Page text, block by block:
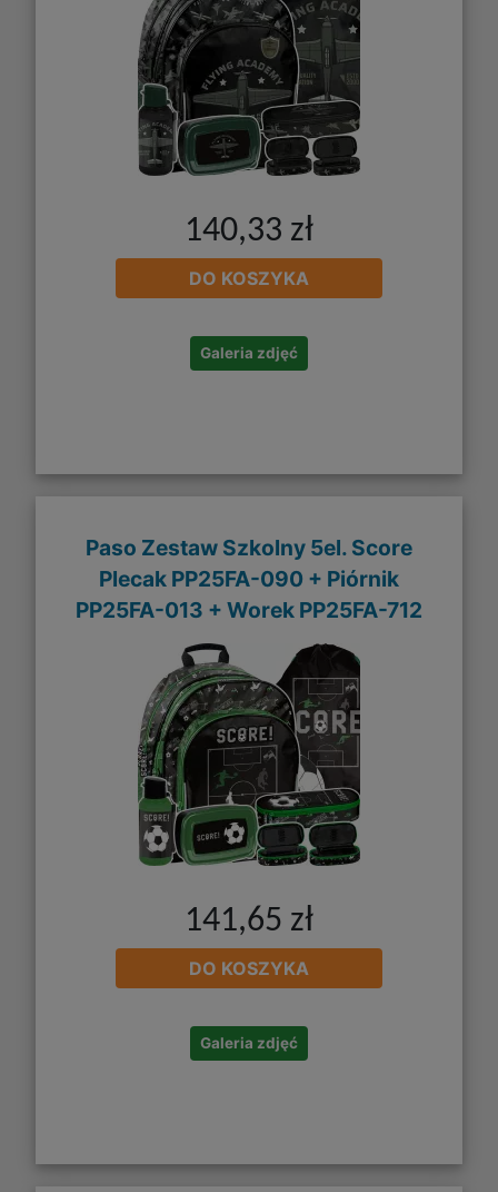
140,33 zł
DO KOSZYKA
Galeria zdjęć
Paso Zestaw Szkolny 5el. Score
Plecak PP25FA-090 + Piórnik
PP25FA-013 + Worek PP25FA-712
141,65 zł
DO KOSZYKA
Galeria zdjęć